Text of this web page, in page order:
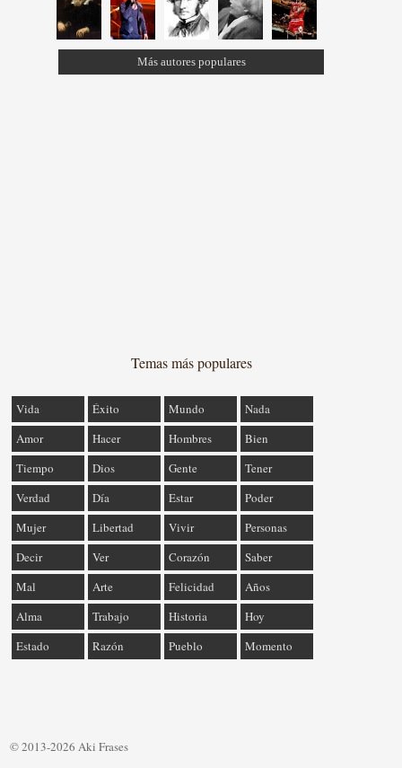
Más autores populares
Temas más populares
Vida Éxito Mundo
Nada
Amor
Hacer Hombres
Bien
Tiempo
Dios Gente
Tener
Verdad
Día Estar
Poder
Mujer
Libertad Vivir
Personas
Decir
Ver Corazón
Saber
Mal
Arte Felicidad
Años
Alma
Trabajo Historia
Hoy
Estado
Razón Pueblo Momento
© 2013-2026 Aki Frases